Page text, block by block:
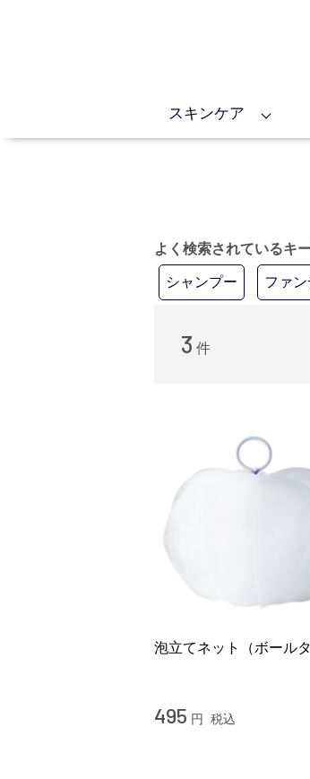
スキンケア
よく検索されているキ
シャンプー ファ
3 件
泡立てネット（ボールタ
495 円 税込